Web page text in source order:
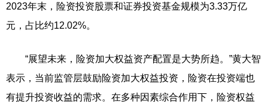
2023年末，险资投资股票和证券投资基金规模为3.33万亿
元，占比约12.02%。
“展望未来，险资加大权益资产配置是大势所趋。”黄大智
表示，当前监管层鼓励险资加大权益投资，险资在投资端也
有提升投资收益的需求。在多种因素综合作用下，险资权益